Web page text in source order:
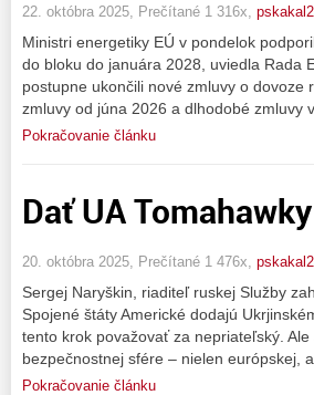
22. októbra 2025, Prečítané 1 316x, pskakal2
Ministri energetiky EÚ v pondelok
do bloku do januára 2028, uviedla Rada
postupne ukončili nové zmluvy o
zmluvy od júna 2026 a dlhodobé
Pokračovanie článku
Dať UA
20. októbra 2025, Prečítané 1 476x, pskakal2
Sergej Naryškin, riaditeľ ruskej Služby
Spojené štáty Americké dodajú
tento krok považovať za nepriateľský.
bezpečnostnej sfére – nielen európskej,
Pokračovanie článku